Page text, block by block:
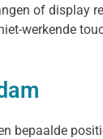
of display
werkende
bepaalde